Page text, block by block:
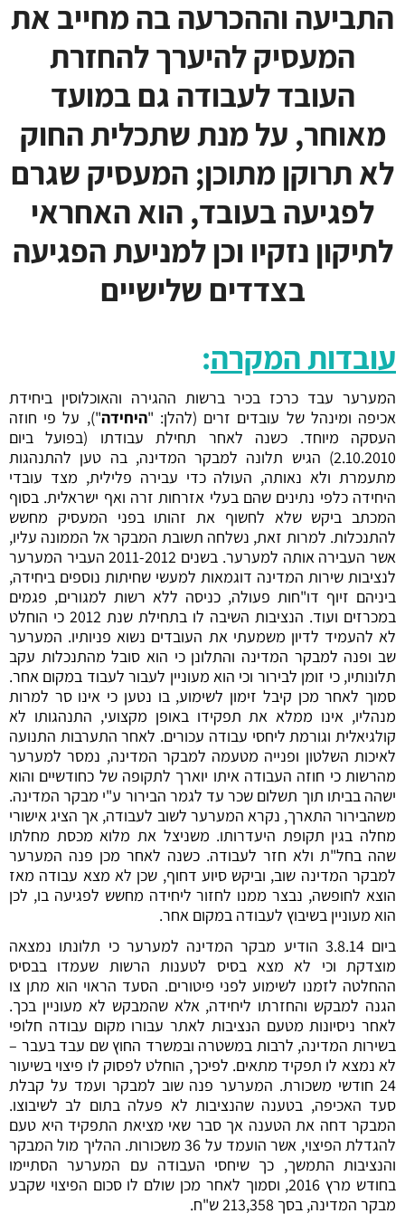
התביעה וההכרעה בה מחייב את
המעסיק להיערך להחזרת
העובד לעבודה גם במועד
מאוחר, על מנת שתכלית החוק
לא תרוקן מתוכן; המעסיק שגרם
לפגיעה בעובד, הוא האחראי
לתיקון נזקיו וכן למניעת הפגיעה
בצדדים שלישיים
עובדות המקרה:
המערער עבד כרכז בכיר ברשות ההגירה והאוכלוסין ביחידת
אכיפה ומינהל של עובדים זרים (להלן: "היחידה"), על פי חוזה
העסקה מיוחד. כשנה לאחר תחילת עבודתו (בפועל ביום
2.10.2010) הגיש תלונה למבקר המדינה, בה טען להתנהגות
מתעמרת ולא נאותה, העולה כדי עבירה פלילית, מצד עובדי
היחידה כלפי נתינים שהם בעלי אזרחות זרה ואף ישראלית. בסוף
המכתב ביקש שלא לחשוף את זהותו בפני המעסיק מחשש
להתנכלות. למרות זאת, נשלחה תשובת המבקר אל הממונה עליו,
אשר העבירה אותה למערער. בשנים 2011-2012 העביר המערער
לנציבות שירות המדינה דוגמאות למעשי שחיתות נוספים ביחידה,
ביניהם זיוף דו"חות פעולה, כניסה ללא רשות למגורים, פגמים
במכרזים ועוד. הנציבות השיבה לו בתחילת שנת 2012 כי הוחלט
לא להעמיד לדיון משמעתי את העובדים נשוא פניותיו. המערער
שב ופנה למבקר המדינה והתלונן כי הוא סובל מהתנכלות עקב
תלונותיו, כי זומן לבירור וכי הוא מעוניין לעבור לעבוד במקום אחר.
סמוך לאחר מכן קיבל זימון לשימוע, בו נטען כי אינו סר למרות
מנהליו, אינו ממלא את תפקידו באופן מקצועי, התנהגותו לא
קולגיאלית וגורמת ליחסי עבודה עכורים. לאחר התערבות התנועה
לאיכות השלטון ופנייה מטעמה למבקר המדינה, נמסר למערער
מהרשות כי חוזה העבודה איתו יוארך לתקופה של כחודשיים והוא
ישהה בביתו תוך תשלום שכר עד לגמר הבירור ע"י מבקר המדינה.
משהבירור התארך, נקרא המערער לשוב לעבודה, אך הציג אישורי
מחלה בגין תקופת היעדרותו. משניצל את מלוא מכסת מחלתו
שהה בחל"ת ולא חזר לעבודה. כשנה לאחר מכן פנה המערער
למבקר המדינה שוב, וביקש סיוע דחוף, שכן לא מצא עבודה מאז
הוצא לחופשה, נבצר ממנו לחזור ליחידה מחשש לפגיעה בו, לכן
הוא מעוניין בשיבוץ לעבודה במקום אחר.
ביום 3.8.14 הודיע מבקר המדינה למערער כי תלונתו נמצאה
מוצדקת וכי לא מצא בסיס לטענות הרשות שעמדו בבסיס
ההחלטה לזמנו לשימוע לפני פיטורים. הסעד הראוי הוא מתן צו
הגנה למבקש והחזרתו ליחידה, אלא שהמבקש לא מעוניין בכך.
לאחר ניסיונות מטעם הנציבות לאתר עבורו מקום עבודה חלופי
בשירות המדינה, לרבות במשטרה ובמשרד החוץ שם עבד בעבר –
לא נמצא לו תפקיד מתאים. לפיכך, הוחלט לפסוק לו פיצוי בשיעור
24 חודשי משכורת. המערער פנה שוב למבקר ועמד על קבלת
סעד האכיפה, בטענה שהנציבות לא פעלה בתום לב לשיבוצו.
המבקר דחה את הטענה אך סבר שאי מציאת התפקיד היא טעם
להגדלת הפיצוי, אשר הועמד על 36 משכורות. ההליך מול המבקר
והנציבות התמשך, כך שיחסי העבודה עם המערער הסתיימו
בחודש מרץ 2016, וסמוך לאחר מכן שולם לו סכום הפיצוי שקבע
מבקר המדינה, בסך 213,358 ש"ח.